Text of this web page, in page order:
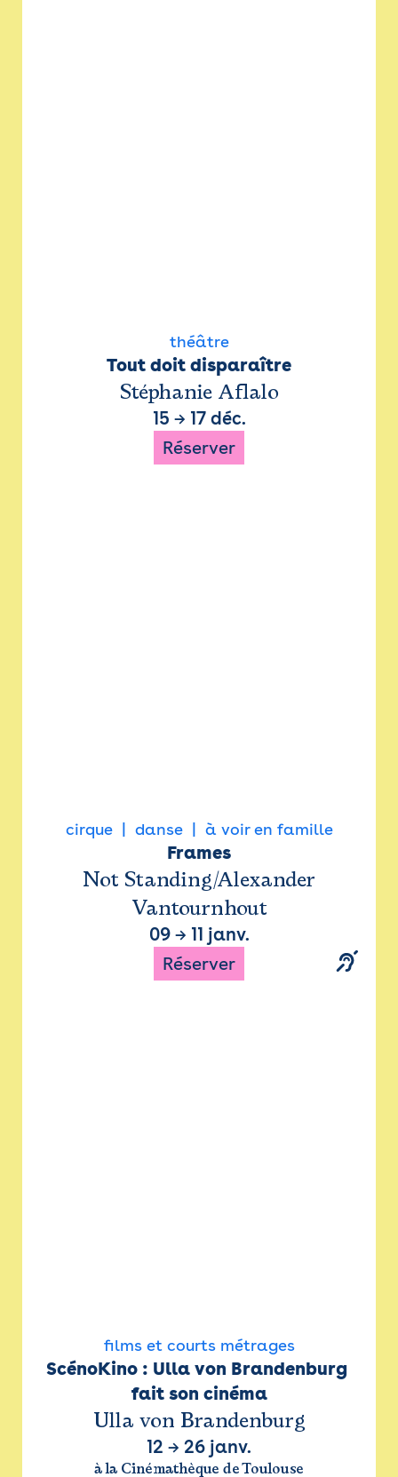
théâtre
Tout doit disparaître
Stéphanie Aflalo
15 → 17 déc.
Réserver
cirque danse à voir en famille
Frames
Not Standing/Alexander
Vantournhout
09→ 11 janv.
Réserver
films et courts métrages
ScénoKino : Ulla von Brandenburg
fait son cinéma
Ulla von Brandenburg
12 → 26 janv.
à la Cinémathèque de Toulouse